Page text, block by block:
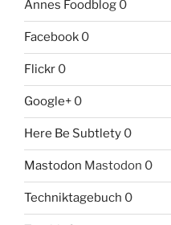
Annes Foodblog 0
Facebook 0
Flickr 0
Google+ 0
Here Be Subtlety 0
Mastodon Mastodon 0
Techniktagebuch 0